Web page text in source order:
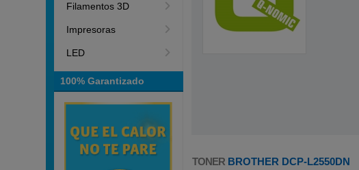
Filamentos 3D
Impresoras
LED
100% Garantizado
TONER BROTHER DCP-L2550DN